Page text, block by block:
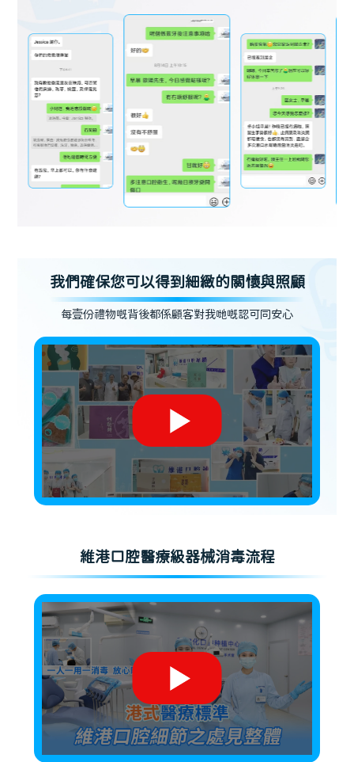
我們確保您可以得到細緻的關懷與照顧
每壹份禮物嘅背後都係顧客對我哋嘅認可同安心
維港口腔醫療級器械消毒流程